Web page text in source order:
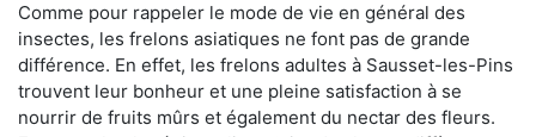
Comme pour rappeler le mode de vie en général des
insectes, les frelons asiatiques ne font pas de grande
différence. En effet, les frelons adultes à Sausset-les-Pins
trouvent leur bonheur et une pleine satisfaction à se
nourrir de fruits mûrs et également du nectar des fleurs.